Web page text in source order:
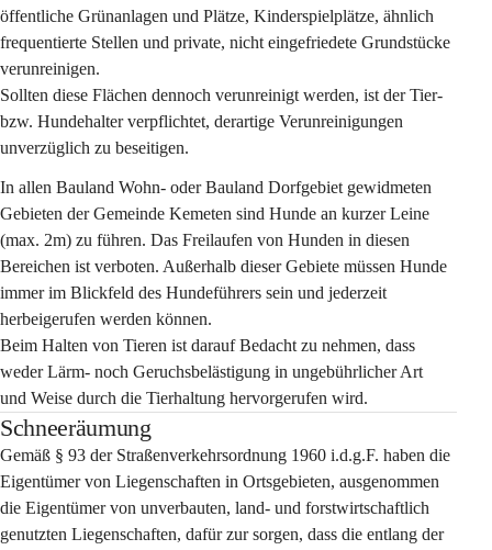
öffentliche Grünanlagen und Plätze, Kinderspielplätze, ähnlich
frequentierte Stellen und private, nicht eingefriedete Grundstücke
verunreinigen.
Sollten diese Flächen dennoch verunreinigt werden, ist der Tier-
bzw. Hundehalter verpflichtet, derartige Verunreinigungen
unverzüglich zu beseitigen.
In allen Bauland Wohn- oder Bauland Dorfgebiet gewidmeten
Gebieten der Gemeinde Kemeten sind Hunde an kurzer Leine
(max. 2m) zu führen. Das Freilaufen von Hunden in diesen
Bereichen ist verboten. Außerhalb dieser Gebiete müssen Hunde
immer im Blickfeld des Hundeführers sein und jederzeit
herbeigerufen werden können.
Beim Halten von Tieren ist darauf Bedacht zu nehmen, dass
weder Lärm- noch Geruchsbelästigung in ungebührlicher Art
und Weise durch die Tierhaltung hervorgerufen wird.
Schneeräumung
Gemäß § 93 der Straßenverkehrsordnung 1960 i.d.g.F. haben die
Eigentümer von Liegenschaften in Ortsgebieten, ausgenommen
die Eigentümer von unverbauten, land- und forstwirtschaftlich
genutzten Liegenschaften, dafür zur sorgen, dass die entlang der